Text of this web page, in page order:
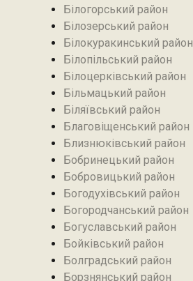
Білогорський район
Білозерський район
Білокуракинський район‎
Білопільський район
Білоцерківський район
Більмацький район
Біляївський район‎
Благовіщенський район
Близнюківський район
Бобринецький район
Бобровицький район
Богодухівський район
Богородчанський район
Богуславський район
Бойківський район
Болградський район
Борзнянський район